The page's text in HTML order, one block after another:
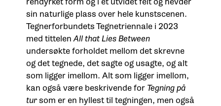
sin naturlige plass over hele kunstscenen.
Tegnerforbundets Tegnetriennale i 2023
med tittelenAll that Lies Between
undersøkte forholdet mellom det skrevne
og det tegnede, det sagte og usagte, og alt
som ligger imellom. Alt som ligger imellom,
kan også være beskrivende for Tegning på
tursom er en hyllest til tegningen, men også